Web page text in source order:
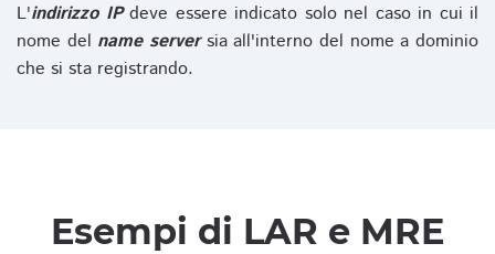
L'indirizzo IPdeve essere indicato solo nel caso in cui il
nome del name serversia all'interno del nome a dominio
che si sta registrando.
Esempi di LAR e MRE